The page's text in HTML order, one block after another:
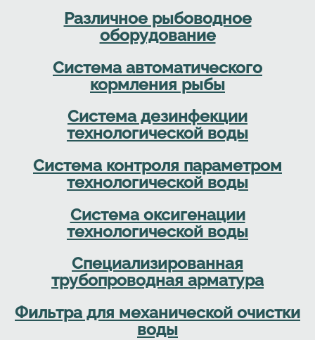
Различное рыбоводное
оборудование
Система автоматического
кормления рыбы
Система дезинфекции
технологической воды
Система контроля параметром
технологической воды
Система оксигенации
технологической воды
Специализированная
трубопроводная арматура
Фильтра для механической очистки
воды